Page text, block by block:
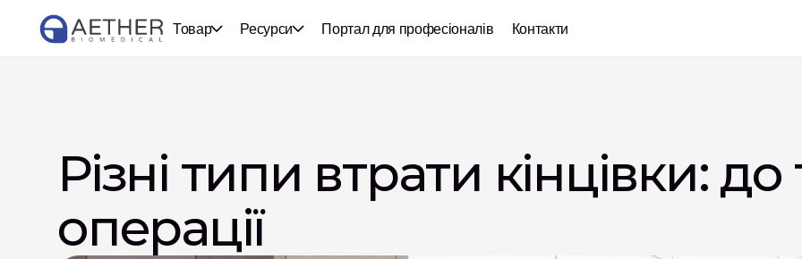
Товар Ресурси Портал для професіоналів Контакти
Різні типи втрати кінцівки: до
операції